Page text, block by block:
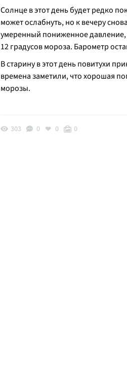
Солнце в этот день будет редко
может ослабнуть, но к вечеру
умеренный пониженное давление,
12 градусов мороза. Барометр
В старину в этот день повитухи
времена заметили, что хорошая
морозы.
303 0 0 0